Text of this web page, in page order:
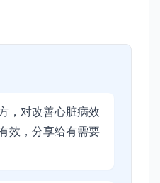
，对改善心脏病效
效，分享给有需要